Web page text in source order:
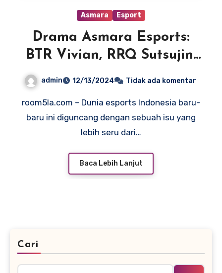
Asmara Esport
Drama Asmara Esports:
BTR Vivian, RRQ Sutsujin,
dan RRQ Rinz-Siapa yang
Vivian?
admin 12/13/2024 Tidak ada komentar
room5la.com – Dunia esports Indonesia baru-
baru ini diguncang dengan sebuah isu yang
lebih seru dari…
Baca Lebih Lanjut
Cari